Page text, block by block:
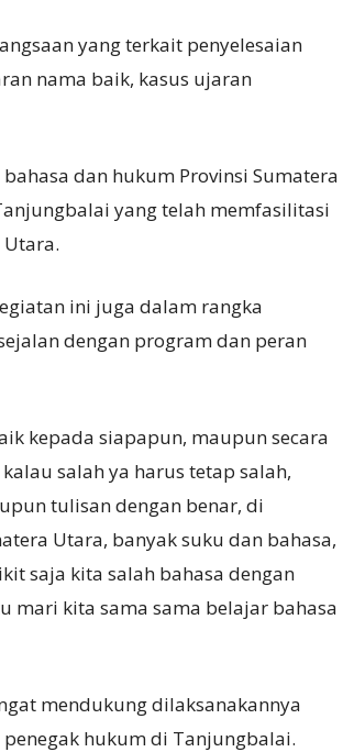
yang terkait penyelesaian
nama baik, kasus ujaran
dan hukum Provinsi Sumatera
yang telah memfasilitasi
ini juga dalam rangka
dengan program dan peran
kepada siapapun, maupun secara
salah ya harus tetap salah,
tulisan dengan benar, di
Utara, banyak suku dan bahasa,
saja kita salah bahasa dengan
mari kita sama sama belajar bahasa
mendukung dilaksanakannya
hukum di Tanjungbalai.